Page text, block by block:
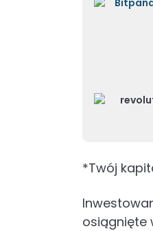
*Twój
osiągnięte